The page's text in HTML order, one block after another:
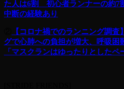
た人は6割 初心者ランナーの約7
中断の経験あり
【コロナ禍でのランニング調
グで心肺への負担が増大、呼吸困
「マスクランはゆったりとしたペ